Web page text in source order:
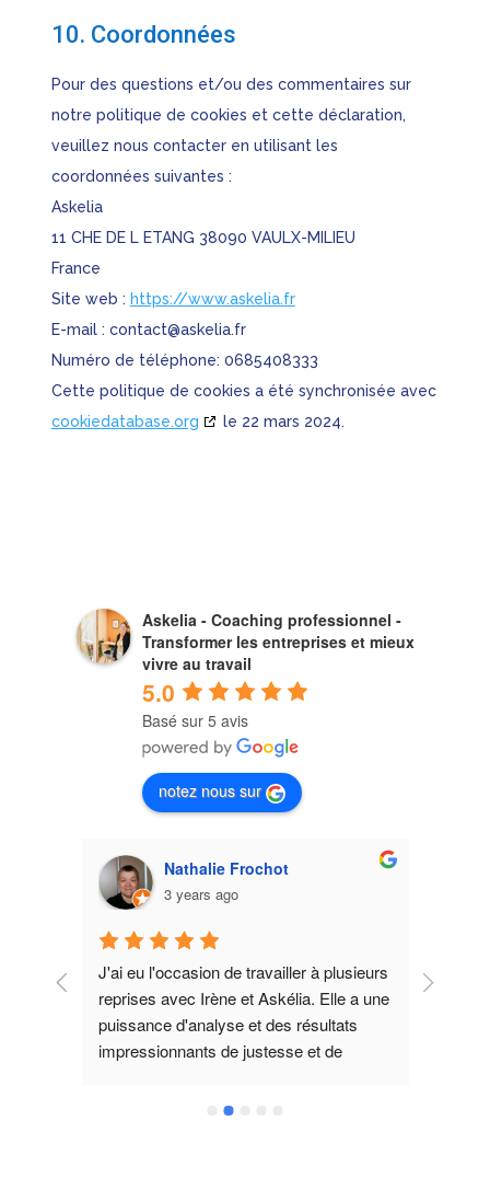
10. Coordonnées
Pour des questions et/ou des commentaires sur
notre politique de cookies et cette déclaration,
veuillez nous contacter en utilisant les
coordonnées suivantes :
Askelia
11 CHE DE L ETANG 38090 VAULX-MILIEU
France
Site web : https://www.askelia.fr
E-mail : contact@askelia.fr
Numéro de téléphone: 0685408333
Cette politique de cookies a été synchronisée avec
cookiedatabase.org
le 22 mars 2024.
Askelia - Coaching professionnel -
Transformer les entreprises et mieux
vivre au travail
5.0
Basé sur 5 avis
notez nous sur
Nathalie Frochot
3 years ago
J'ai eu l'occasion de travailler à plusieurs
reprises avec Irène et Askélia. Elle a une
puissance d'analyse et des résultats
impressionnants de justesse et de